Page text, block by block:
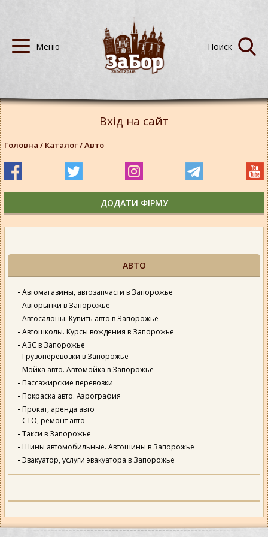
АВТО
Автомагазины, автозапчасти в Запорожье
Авторынки в Запорожье
Автосалоны. Купить авто в Запорожье
Автошколы. Курсы вождения в Запорожье
АЗС в Запорожье
Грузоперевозки в Запорожье
Мойка авто. Автомойка в Запорожье
Пассажирские перевозки
Покраска авто. Аэрография
Прокат, аренда авто
СТО, ремонт авто
Такси в Запорожье
Шины автомобильные. Автошины в Запорожье
Эвакуатор, услуги эвакуатора в Запорожье
Вхід на сайт
Головна / Каталог/Авто
ДОДАТИ ФІРМУ